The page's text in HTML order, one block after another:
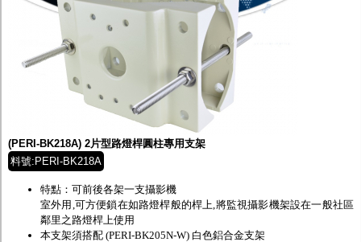
(PERI-BK218A) 2片型路燈桿圓柱專用支架
料號:PERI-BK218A
特點：可前後各架一支攝影機
室外用,可方便鎖在如路燈桿般的桿上,將監視攝影機架設在一般社區
鄰里之路燈桿上使用
本支架須搭配 (PERI-BK205N-W) 白色鋁合金支架